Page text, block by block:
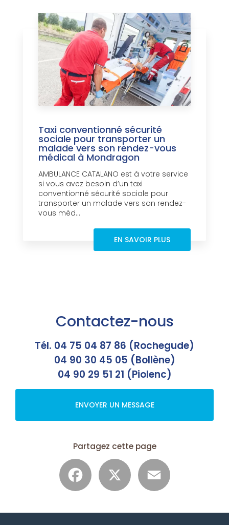
Taxi conventionné sécurité
sociale pour transporter un
malade vers son rendez-vous
médical à Mondragon
AMBULANCE CATALANO est à votre service
si vous avez besoin d’un taxi
conventionné sécurité sociale pour
transporter un malade vers son rendez-
vous méd...
EN SAVOIR PLUS
Contactez-nous
Tél. 04 75 04 87 86 (Rochegude)
04 90 30 45 05 (Bollène)
04 90 29 51 21 (Piolenc)
ENVOYER UN MESSAGE
Partagez cette page
Facebook